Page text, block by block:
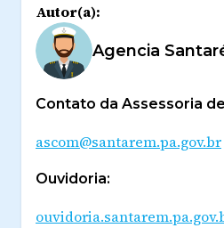
Autor(a):
Agencia
Contato da Assessoria
ascom@santarem.pa.gov.br
Ouvidoria: